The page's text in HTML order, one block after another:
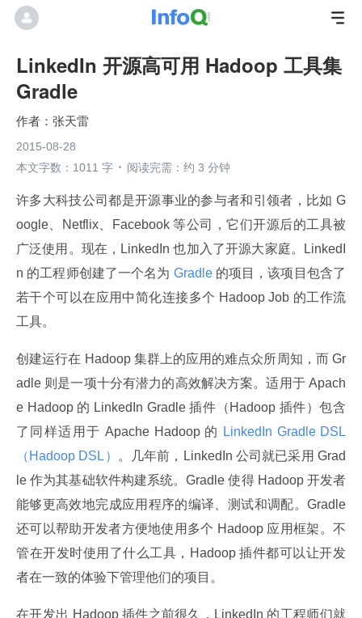
LinkedIn 开源高可用 Hadoop 工具集
Gradle
张天雷
2015-08-28
本文字数：1011 字
阅读完需：约 3 分钟
许多大科技公司都是开源事业的参与者和引领者，比如 G
oogle、Netflix、Facebook 等公司，它们开源后的工具被
广泛使用。现在，LinkedIn 也加入了开源大家庭。LinkedI
n 的工程师创建了一个名为 Gradle 的项目，该项目包含了
若干个可以在应用中简化连接多个 Hadoop Job 的工作流
工具。
创建运行在 Hadoop 集群上的应用的难点众所周知，而 Gr
adle 则是一项十分有潜力的高效解决方案。适用于 Apach
e Hadoop 的 LinkedIn Gradle 插件（Hadoop 插件）包含
了同样适用于 Apache Hadoop 的
LinkedIn Gradle DSL
（Hadoop DSL）
。几年前，LinkedIn 公司就已采用 Grad
le 作为其基础软件构建系统。Gradle 使得 Hadoop 开发者
能够更高效地完成应用程序的编译、测试和调配。Gradle
还可以帮助开发者方便地使用多个 Hadoop 应用框架。不
管在开发时使用了什么工具，Hadoop 插件都可以让开发
者在一致的体验下管理他们的项目。
在开发出 Hadoop 插件之前很久，LinkedIn 的工程师们就